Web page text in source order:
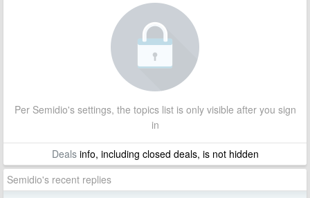
Per Semidio's settings, the topics list is only visible after you sign
in
Dealsinfo, including closed deals, is not hidden
Semidio's recent replies